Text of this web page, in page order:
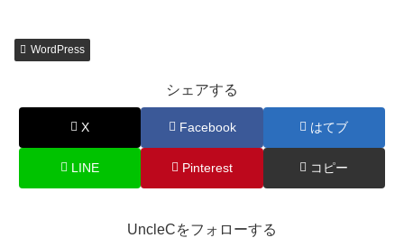
WordPress
シェアする
X Facebook はてブ
LINE Pinterest コピー
UncleCをフォローする